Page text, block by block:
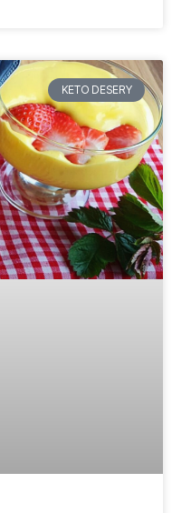
KETO DESERY